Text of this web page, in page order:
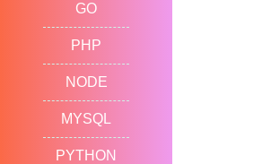
GO
PHP
NODE
MYSQL
PYTHON